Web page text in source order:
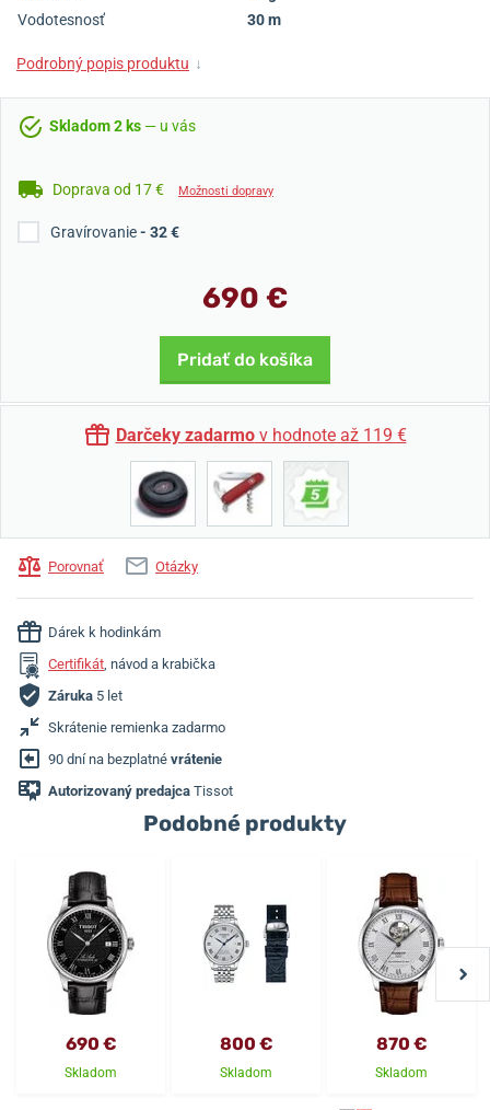
Vodotesnosť
30 m
Podrobný popis produktu ↓
Skladom 2 ks — u vás
Doprava od 17 € Možnosti dopravy
Gravírovanie- 32 €
690 €
Pridať do košíka
Darčeky zadarmov hodnote až 119 €
Porovnať Otázky
Dárek k hodinkám
Certifikát, návod a krabička
Záruka 5 let
Skrátenie remienka zadarmo
90 dní na bezplatné vrátenie
Autorizovaný predajca Tissot
Podobné produkty
690 €
Skladom
800 €
Skladom
870 €
Skladom